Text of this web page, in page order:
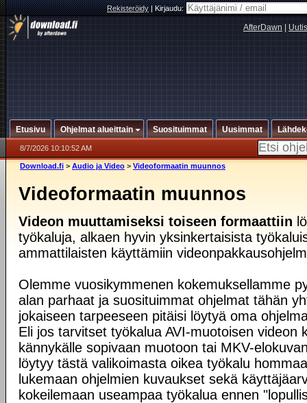
Rekisteröidy|Kirjaudu:
AfterDawn
Etusivu Ohjelmat alueittain Suosituimmat Uusimmat
8/7/2026 10:10:52 AM
Download.fi > Audio ja Video > Videoformaatin muunnos
Videoformaatin muunnos
Videon muuttamiseksi toiseen formaattiin
työkaluja, alkaen hyvin yksinkertaisista
ammattilaisten käyttämiin
Olemme vuosikymmenen kokemuksellamme
alan parhaat ja suosituimmat ohjelmat tähän
jokaiseen tarpeeseen pitäisi löytyä oma
Eli jos tarvitset työkalua AVI-muotoisen videon
kännykälle sopivaan muotoon tai MKV-
löytyy tästä valikoimasta oikea työkalu
lukemaan ohjelmien kuvaukset sekä
kokeilemaan useampaa työkalua ennen